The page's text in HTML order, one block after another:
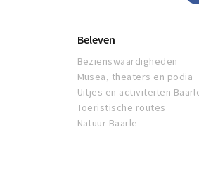
Beleven
Bezienswaardigheden
Musea, theaters en podia
Uitjes en activiteiten
Toeristische routes
Natuur Baarle